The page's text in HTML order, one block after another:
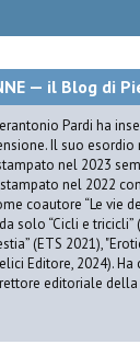
— il Blog di
Pardi ha
Il suo
nel 2023
nel 2022
coautore “Le vie
solo “Cicli e
(ETS 2021),
Editore, 2024).
editoriale della